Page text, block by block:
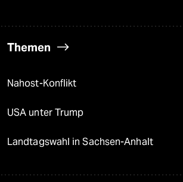
Themen
Nahost-Konflikt
USA unter Trump
Landtagswahl in Sachsen-Anhalt